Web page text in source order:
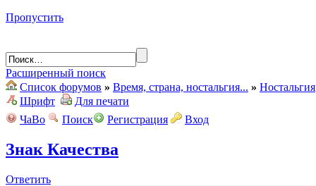
Пропустить
Расширенный поиск
Список форумов » Время, страна, ностальгия... » Ностальгия
Шрифт
Для печати
ЧаВо
Поиск Регистрация Вход
Знак Качества
Ответить